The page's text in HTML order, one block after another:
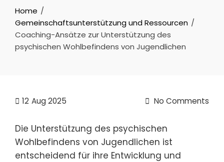
Home
Gemeinschaftsunterstützung und Ressourcen
Coaching-Ansätze zur Unterstützung des
psychischen Wohlbefindens von Jugendlichen
12 Aug 2025 No Comments
Die Unterstützung des psychischen
Wohlbefindens von Jugendlichen ist
entscheidend für ihre Entwicklung und